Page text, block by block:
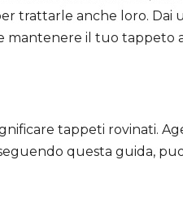
trattarle anche loro. Dai
mantenere il tuo tappeto
tappeti rovinati.
questa guida,